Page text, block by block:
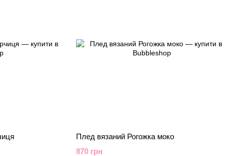
Плед вязаний Рогожка моко
870 грн